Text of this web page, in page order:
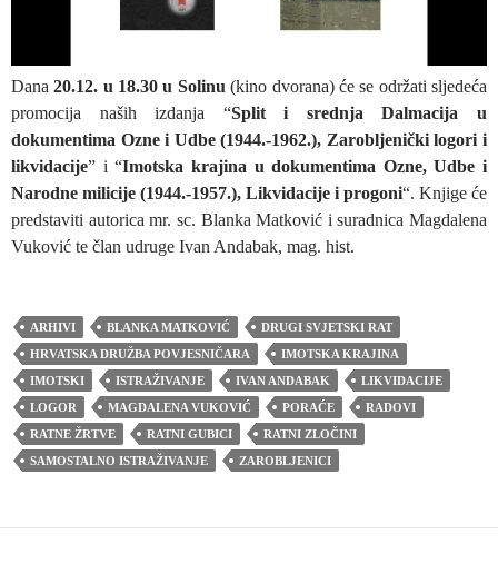
Dana20.12. u 18.30 u Solinu (kino dvorana) će se održati sljedeća
promocija naših izdanja “Split i srednja Dalmacija u
dokumentima Ozne i Udbe (1944.-1962.), Zarobljenički logori i
likvidacije” i “Imotska krajina u dokumentima Ozne, Udbe i
Narodne milicije (1944.-1957.), Likvidacije i progoni“. Knjige će
predstaviti autorica mr. sc. Blanka Matković i suradnica Magdalena
Vuković te član udruge Ivan Andabak, mag. hist.
ARHIVI BLANKA MATKOVIĆ
DRUGI SVJETSKI RAT
HRVATSKA DRUŽBA POVJESNIČARA
IMOTSKA KRAJINA
IMOTSKI
ISTRAŽIVANJE IVAN ANDABAK
LIKVIDACIJE
LOGOR
MAGDALENA VUKOVIĆ PORAĆE
RADOVI
RATNE ŽRTVE
RATNI GUBICI
RATNI ZLOČINI
SAMOSTALNO ISTRAŽIVANJE
ZAROBLJENICI